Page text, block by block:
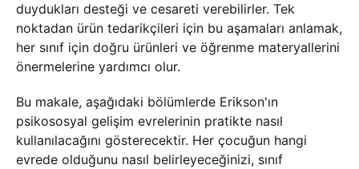
duydukları desteği ve cesareti verebilirler. Tek
noktadan ürün tedarikçileri için bu aşamaları anlamak,
her sınıf için doğru ürünleri ve öğrenme materyallerini
önermelerine yardımcı olur.
Bu makale, aşağıdaki bölümlerde Erikson'ın
psikososyal gelişim evrelerinin pratikte nasıl
kullanılacağını gösterecektir. Her çocuğun hangi
evrede olduğunu nasıl belirleyeceğinizi, sınıf